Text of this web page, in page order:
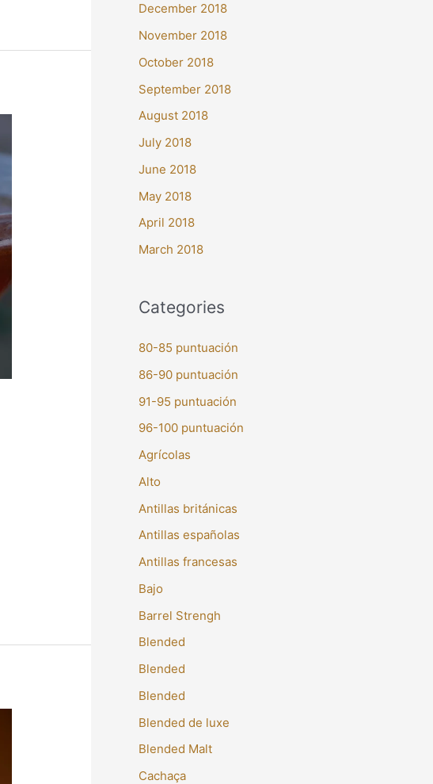
December 2018
November 2018
October 2018
September 2018
August 2018
July 2018
June 2018
May 2018
April 2018
March 2018
Categories
80-85 puntuación
86-90 puntuación
91-95 puntuación
96-100 puntuación
Agrícolas
Alto
Antillas británicas
Antillas españolas
Antillas francesas
Bajo
Barrel Strengh
Blended
Blended
Blended
Blended de luxe
Blended Malt
Cachaça